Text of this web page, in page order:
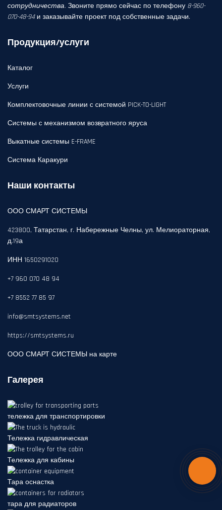
сотрудничества. Звоните прямо сейчас по телефону 8-960-
070-48-94и заказывайте проект под собственные задачи.
Продукция/услуги
Каталог
Услуги
Комплектовочные линии с системой PICK-TO-LIGHT
Системы с механизмом возвратного яруса
Выкатные системы E-FRAME
Система Каракури
Наши контакты
ООО СМАРТ СИСТЕМЫ
423800, Татарстан, г. Набережные Челны, ул. Мелиораторная,
д.19а
ИНН 1650291020
+7 960 070 48 94
+7 8552 77 85 97
info@smtsystems.net
https://smtsystems.ru
ООО СМАРТ СИСТЕМЫ на карте
Галерея
тележка для транспортировки
Тележка гидравлическая
Тележка для кабины
Тара оснастка
тара для радиаторов